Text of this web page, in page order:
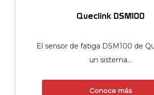
Queclink DSM100
El sensor de fatiga DSM100 de
un sistema…
Conoce más